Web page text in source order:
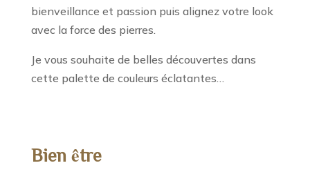
bienveillance et passion puis alignez votre look
avec la force des pierres.
Je vous souhaite de belles découvertes dans
cette palette de couleurs éclatantes…
Bien être